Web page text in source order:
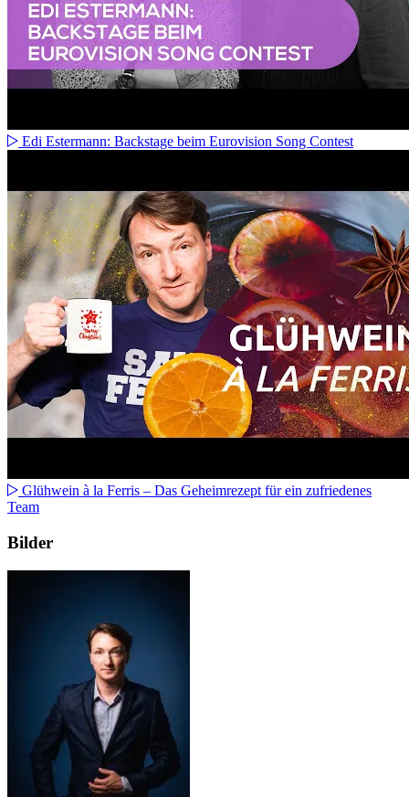
Edi Estermann: Backstage beim Eurovision Song Contest
Glühwein à la Ferris – Das Geheimrezept für ein zufriedenes
Team
Bilder